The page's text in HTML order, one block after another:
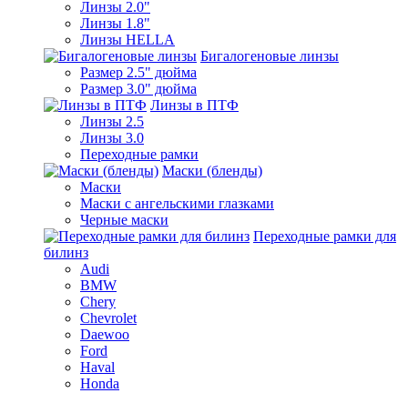
Линзы 2.0"
Линзы 1.8"
Линзы HELLA
Бигалогеновые линзы
Размер 2.5" дюйма
Размер 3.0" дюйма
Линзы в ПТФ
Линзы 2.5
Линзы 3.0
Переходные рамки
Маски (бленды)
Маски
Маски с ангельскими глазками
Черные маски
Переходные рамки для
билинз
Audi
BMW
Chery
Chevrolet
Daewoo
Ford
Haval
Honda